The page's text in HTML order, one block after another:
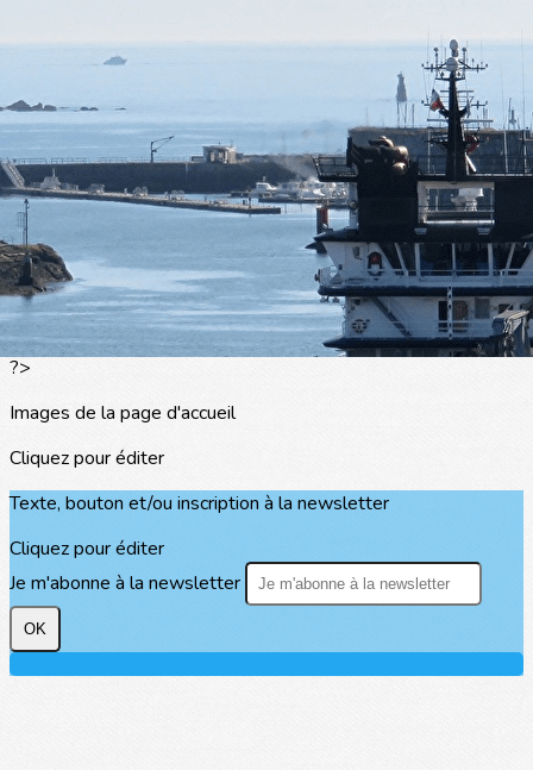
Exporter toutes les colonnes
Exporter uniquement les colonnes affichées
Menu
>
Les portraits
La presse en parle
Agenda
Les événements
?>
Images de la page d'accueil
Cliquez pour éditer
Texte, bouton et/ou inscription à la newsletter
Cliquez pour éditer
Je m'abonne à la newsletter
OK